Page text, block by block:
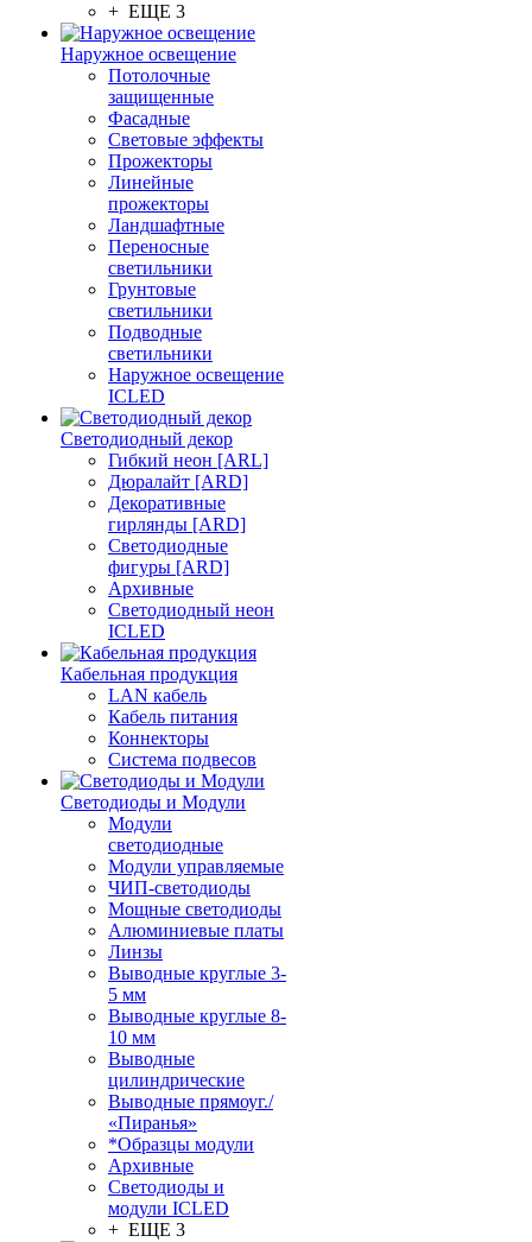
+ ЕЩЕ 3
Наружное освещение
Потолочные
защищенные
Фасадные
Световые эффекты
Прожекторы
Линейные
прожекторы
Ландшафтные
Переносные
светильники
Грунтовые
светильники
Подводные
светильники
Наружное освещение
ICLED
Светодиодный декор
Гибкий неон [ARL]
Дюралайт [ARD]
Декоративные
гирлянды [ARD]
Светодиодные
фигуры [ARD]
Архивные
Светодиодный неон
ICLED
Кабельная продукция
LAN кабель
Кабель питания
Коннекторы
Система подвесов
Светодиоды и Модули
Модули
светодиодные
Модули управляемые
ЧИП-светодиоды
Мощные светодиоды
Алюминиевые платы
Линзы
Выводные круглые 3-
5 мм
Выводные круглые 8-
10 мм
Выводные
цилиндрические
Выводные прямоуг./
«Пиранья»
*Образцы модули
Архивные
Светодиоды и
модули ICLED
+ ЕЩЕ 3